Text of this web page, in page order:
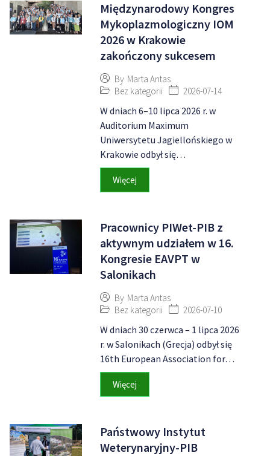
Międzynarodowy Kongres
Mykoplazmologiczny IOM
2026 w Krakowie
zakończony sukcesem
By Marta Antas
Bez kategorii
2026-07-14
W dniach 6–10 lipca 2026 r. w
Auditorium Maximum
Uniwersytetu Jagiellońskiego w
Krakowie odbył się…
Więcej
Pracownicy PIWet-PIB z
aktywnym udziałem w 16.
Kongresie EAVPT w
Salonikach
By Marta Antas
Bez kategorii
2026-07-10
W dniach 30 czerwca – 1 lipca 2026
r. w Salonikach (Grecja) odbył się
16th European Association for…
Więcej
Państwowy Instytut
Weterynaryjny-PIB